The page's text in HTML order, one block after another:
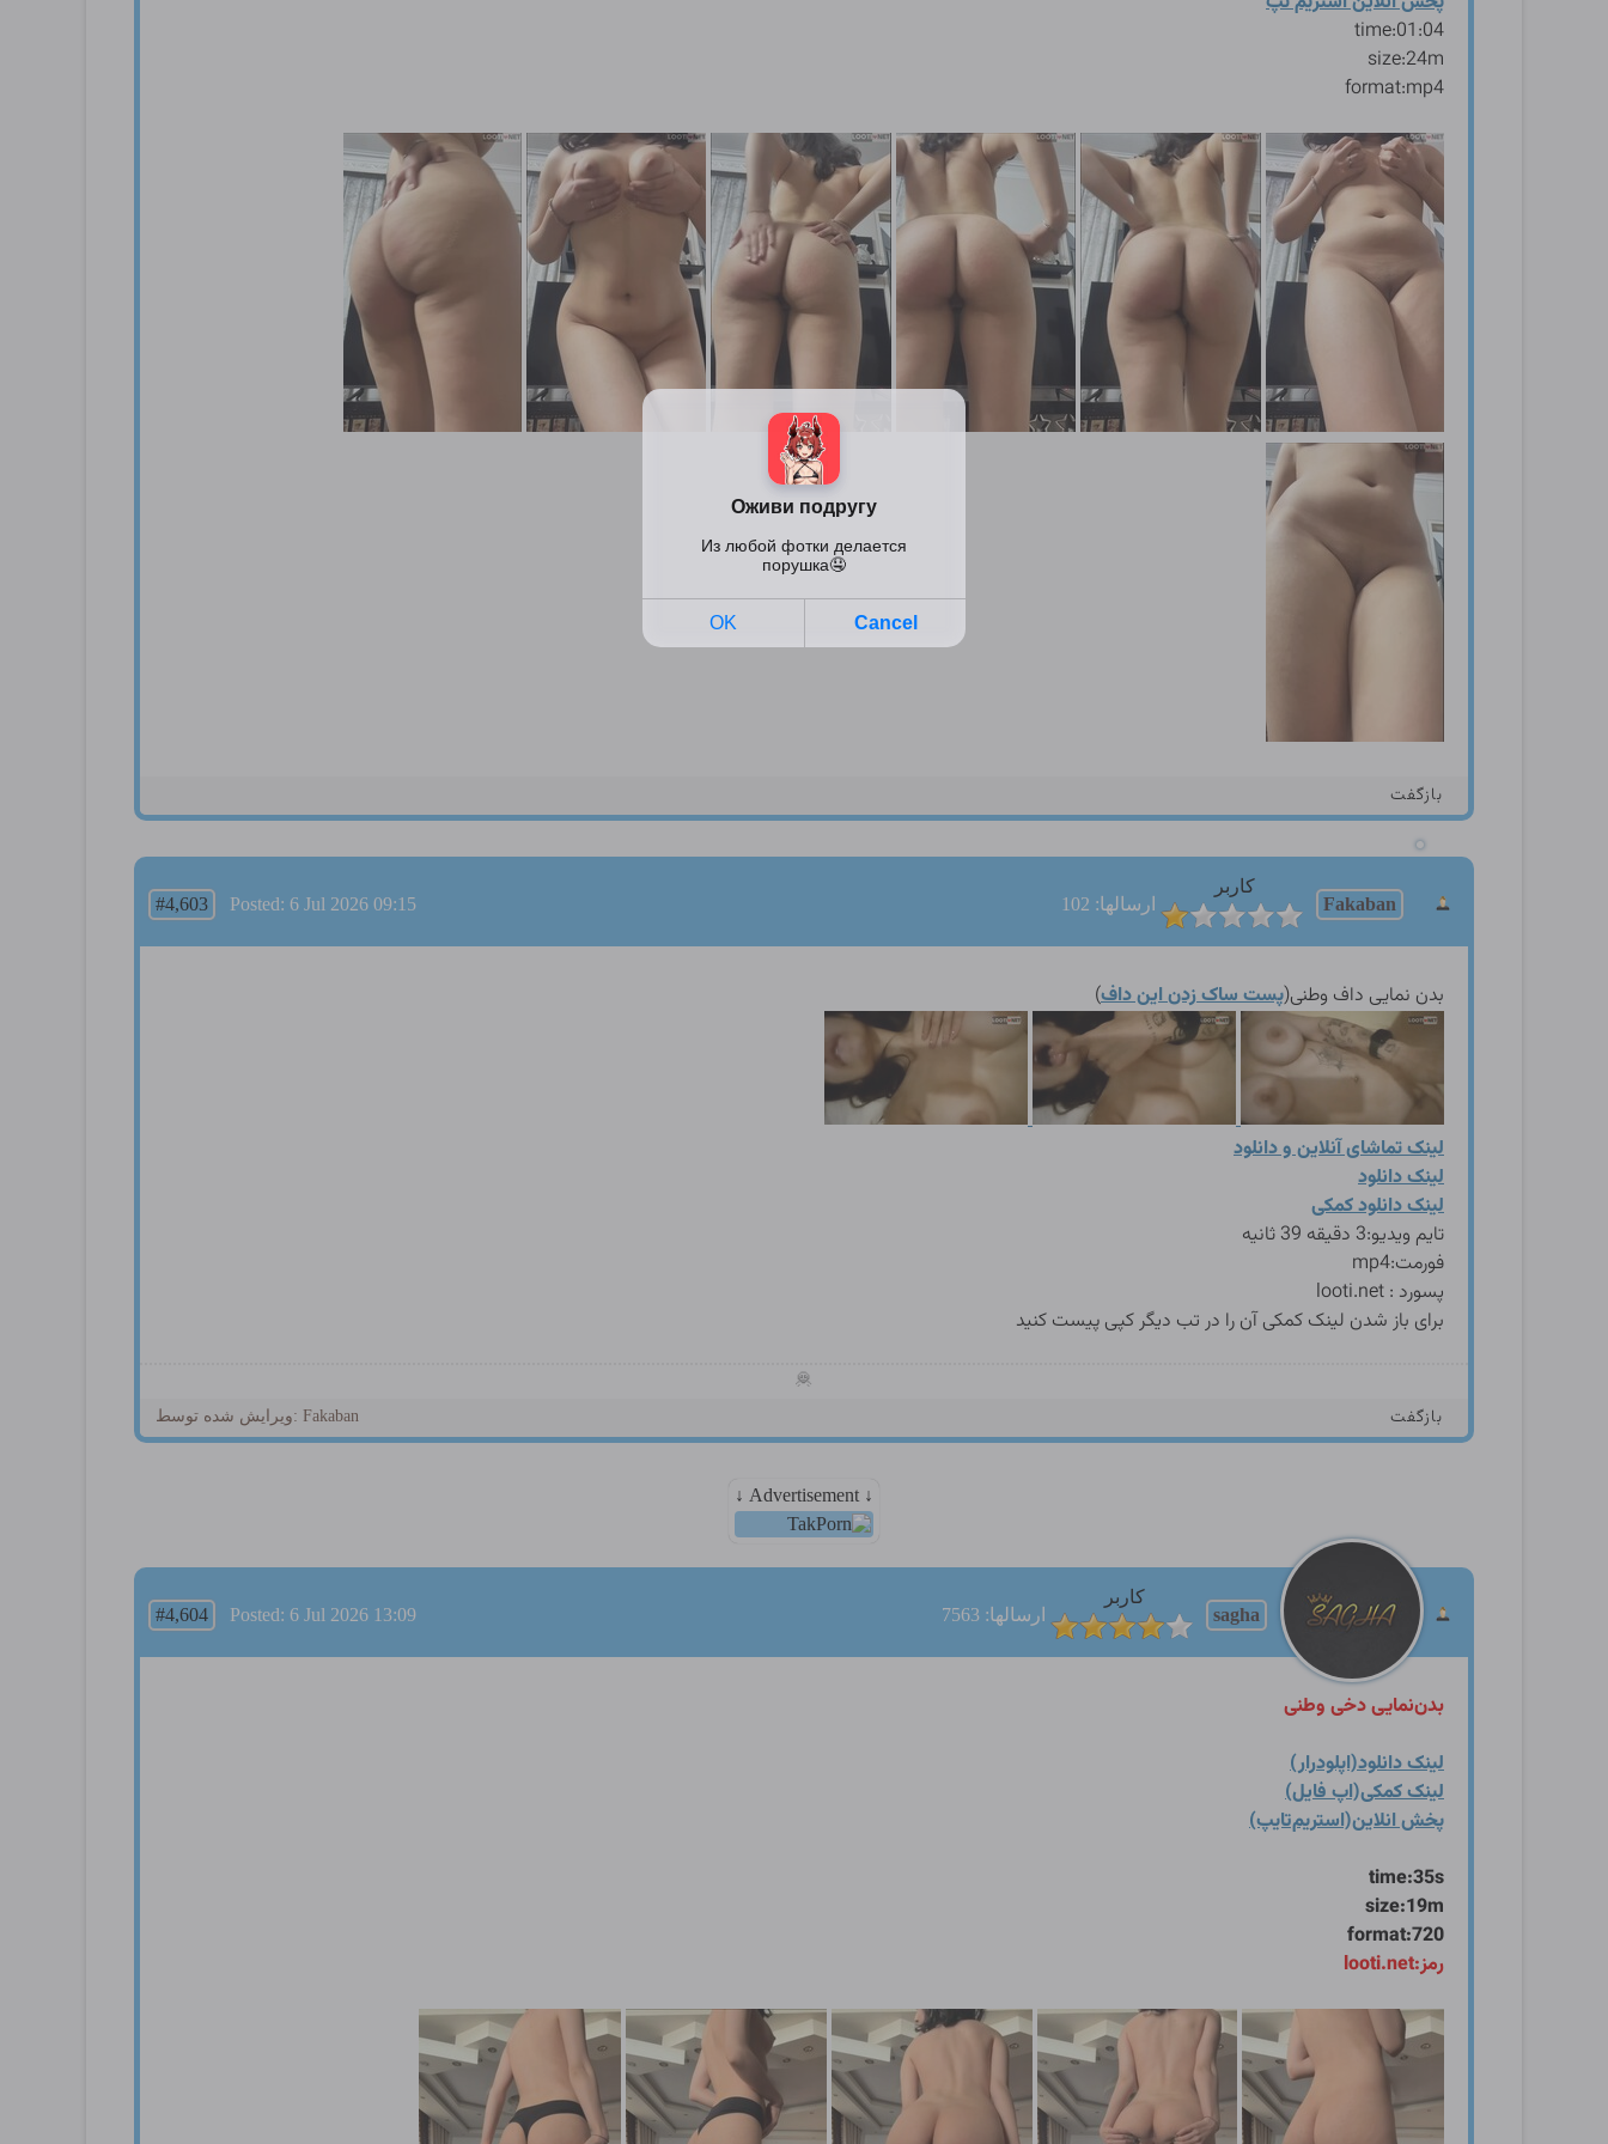
time:01:04
size:24m
format:mp4
بازگفت
Fakaban
کاربر
ارسالها: 102
#4,603 Posted: 6 Jul 2026 09:15
بدن نمایی داف وطنی(پست ساک زدن این داف)
لینک تماشای آنلاين و دانلود
لینک دانلود
لینک دانلود کمکی
تایم ویدیو:3 دقیقه 39 ثانيه
فورمت:mp4
پسورد : looti.net
برای باز شدن لینک کمکی آن را در تب دیگر کپی پیست کنید
🦧
بازگفت ویرایش شده توسط: Fakaban
↓ Advertisement ↓
sagha
کاربر
ارسالها: 7563
#4,604 Posted: 6 Jul 2026 13:09
بدن‌نمایی دخی وطنی
لینک دانلود(اپلودرار)
لینک کمکی(اپ فایل)
پخش انلاین(استریم‌تایپ)
time:35s
size:19m
format:720
رمز:looti.net